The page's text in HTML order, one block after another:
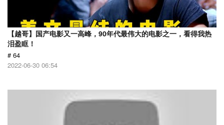
【越哥】国产电影又一高峰，90年代最伟大的电影之一，看得我热
泪盈眶！
# 64
2022-06-30 06:54